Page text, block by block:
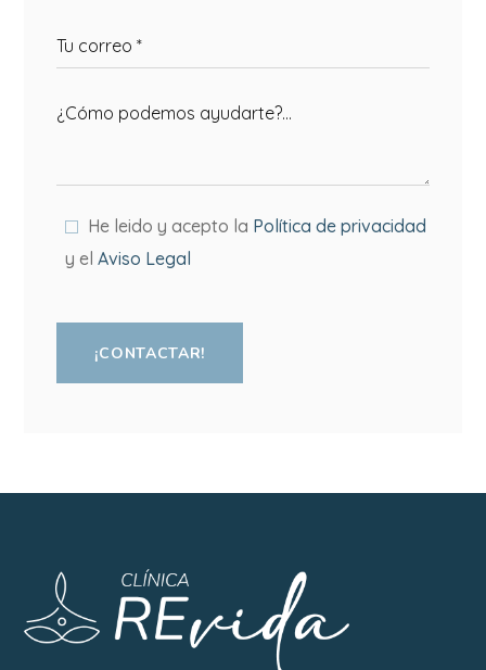
He leido y acepto la Política de privacidad
y elAviso Legal